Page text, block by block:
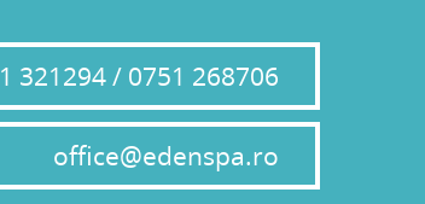
321294 / 0751 268706
office@edenspa.ro